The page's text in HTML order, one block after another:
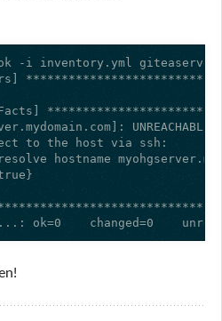
ok=0    changed=0